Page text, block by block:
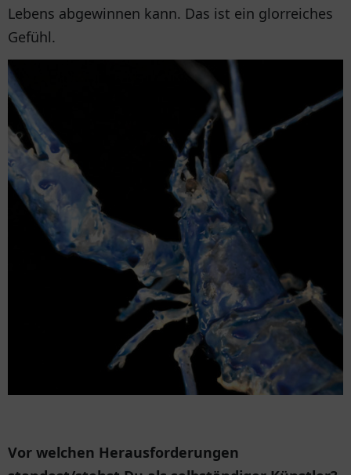
Lebens abgewinnen kann. Das ist ein glorreiches
Gefühl.
Vor welchen Herausforderungen